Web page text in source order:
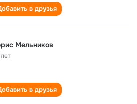
в друзья
Мельников
в друзья